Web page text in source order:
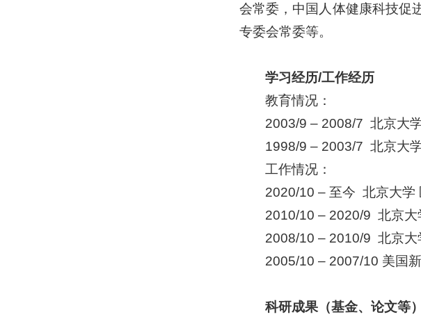
会常委，中国人体健康科技促
专委会常委等。
学习经历/工作经历
教育情况：
2003/9 – 2008/7 北京大
1998/9 – 2003/7 北京大
工作情况：
2020/10 – 至今 北京大学
2010/10 – 2020/9 北京
2008/10 – 2010/9 北京
2005/10 – 2007/10 美国
科研成果（基金、论文等）